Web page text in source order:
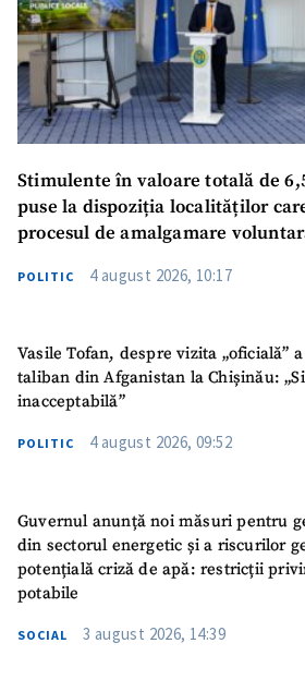
Stimulente în valoare totală de
puse la dispoziția localităților
procesul de amalgamare
POLITIC 4 august 2026, 10:17
Vasile Tofan, despre vizita „oficială”
taliban din Afganistan la Chișinău:
inacceptabilă”
POLITIC 4 august 2026, 09:52
Guvernul anunță noi măsuri pentru
din sectorul energetic și a riscurilor
potențială criză de apă: restricții
potabile
SOCIAL 3 august 2026, 14:39